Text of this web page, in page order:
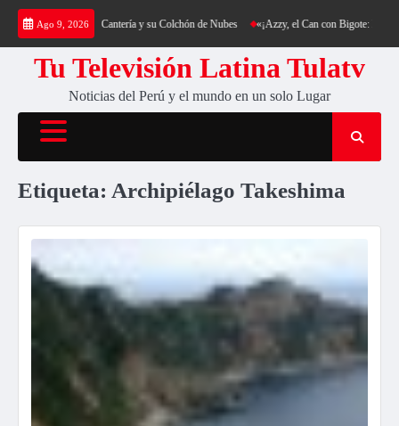
Saltar
contenido
Ago 9, 2026
Trekking al Cerro Cantería y su Colchón de Nubes «¡Azzy, el Can con Bigote: La
Tu Televisión Latina Tulatv
Noticias del Perú y el mundo en un solo Lugar
Etiqueta: Archipiélago Takeshima